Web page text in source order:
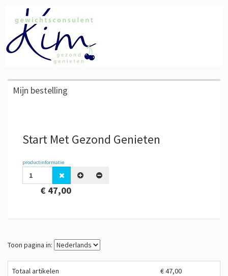
Mijn bestelling
Start Met Gezond Genieten
productinformatie
€ 47,00
Toon pagina in:
Totaal artikelen € 47,00